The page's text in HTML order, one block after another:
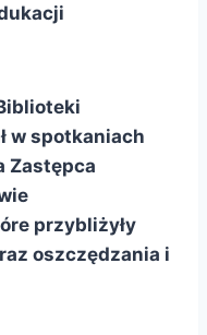
w spotkaniach
Zastępca
przybliżyły
oszczędzania i